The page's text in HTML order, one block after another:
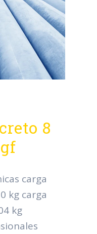
8
carga
kg carga
kg